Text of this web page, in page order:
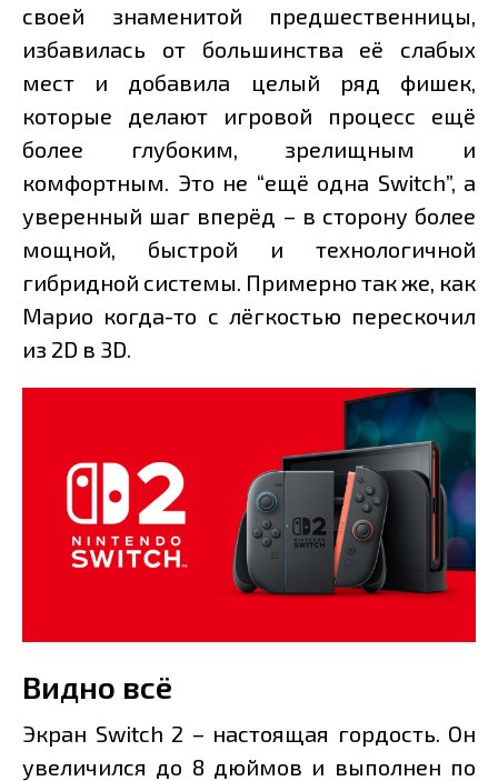
своей знаменитой предшественницы,
избавилась от большинства её слабых
мест и добавила целый ряд фишек,
которые делают игровой процесс ещё
более глубоким, зрелищным и
комфортным. Это не “ещё одна Switch”, а
уверенный шаг вперёд – в сторону более
мощной, быстрой и технологичной
гибридной системы. Примерно так же, как
Марио когда-то с лёгкостью перескочил
из 2D в 3D.
Видно всё
Экран Switch 2 – настоящая гордость. Он
увеличился до 8 дюймов и выполнен по